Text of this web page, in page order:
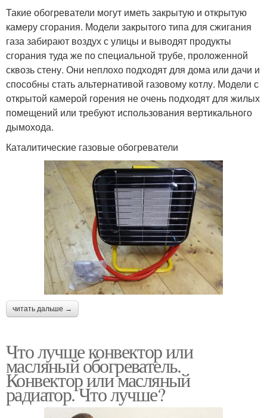
Такие обогреватели могут иметь закрытую и открытую
камеру сгорания. Модели закрытого типа для сжигания
газа забирают воздух с улицы и выводят продукты
сгорания туда же по специальной трубе, проложенной
сквозь стену. Они неплохо подходят для дома или дачи и
способны стать альтернативой газовому котлу. Модели с
открытой камерой горения не очень подходят для жилых
помещений или требуют использования вертикального
дымохода.
Каталитические газовые обогреватели
читать дальше →
Что лучше конвектор или
масляный обогреватель.
Конвектор или масляный
радиатор. Что лучше?